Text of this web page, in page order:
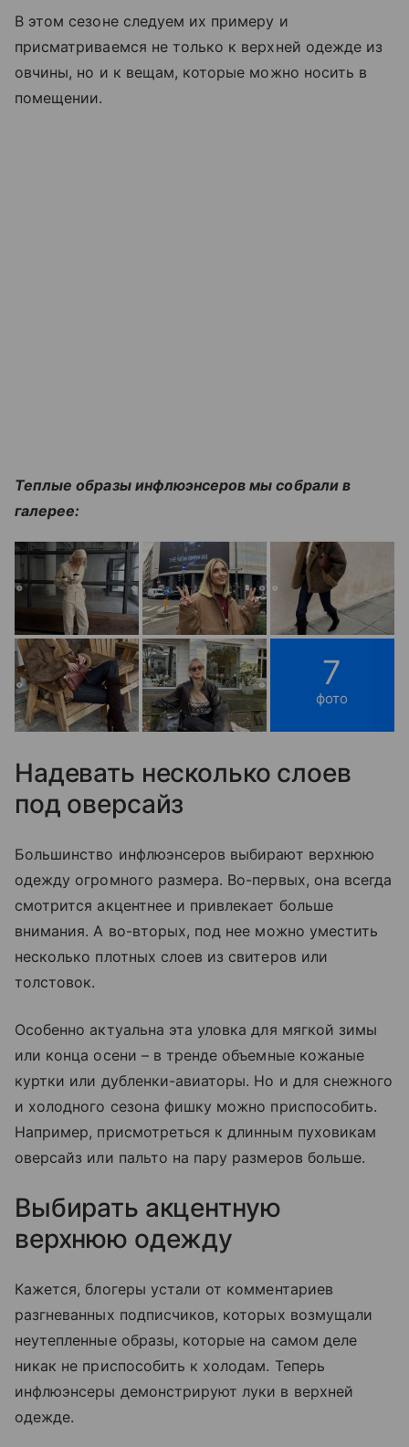
В этом сезоне следуем их примеру и
присматриваемся не только к верхней одежде из
овчины, но и к вещам, которые можно носить в
помещении.
Теплые образы инфлюэнсеров мы собрали в
галерее:
7
фото
Надевать несколько слоев
под оверсайз
Большинство инфлюэнсеров выбирают верхнюю
одежду огромного размера. Во-первых, она всегда
смотрится акцентнее и привлекает больше
внимания. А во-вторых, под нее можно уместить
несколько плотных слоев из свитеров или
толстовок.
Особенно актуальна эта уловка для мягкой зимы
или конца осени – в тренде объемные кожаные
куртки или дубленки-авиаторы. Но и для снежного
и холодного сезона фишку можно приспособить.
Например, присмотреться к длинным пуховикам
оверсайз или пальто на пару размеров больше.
Выбирать акцентную
верхнюю одежду
Кажется, блогеры устали от комментариев
разгневанных подписчиков, которых возмущали
неутепленные образы, которые на самом деле
никак не приспособить к холодам. Теперь
инфлюэнсеры демонстрируют луки в верхней
одежде.